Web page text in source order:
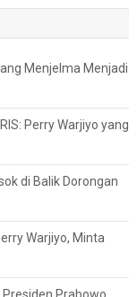
Menjelma Menjadi
Perry Warjiyo yang
di Balik Dorongan
Warjiyo, Minta